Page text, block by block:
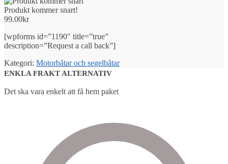
Produkt kommer snart!
99.00kr
[wpforms id=”1190″ title=”true”
description=”Request a call back”]
Kategori: Motorbåtar och segelbåtar
ENKLA FRAKT ALTERNATIV
Det ska vara enkelt att få hem paket